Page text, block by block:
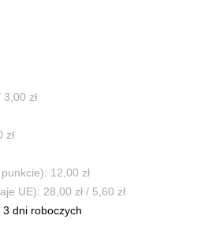
zł
zł
12,00 zł
UE): 28,00 zł / 5,60 zł
3 dni roboczych